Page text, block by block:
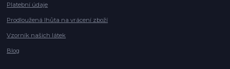
Platební údaje
Prodloužená lhůta na vrácení zboží
Vzorník našich látek
Blog